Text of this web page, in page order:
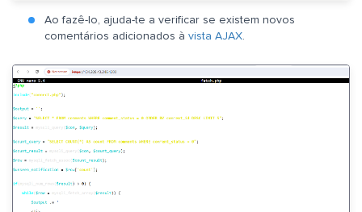
Ao fazê-lo, ajuda-te a verificar se existem novos
comentários adicionados à vista AJAX.